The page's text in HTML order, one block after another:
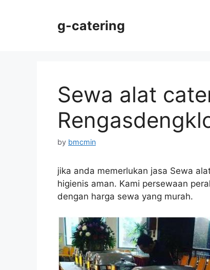
g-catering
Sewa alat
by bmcmin
jika anda memerlukan jasa Sewa
higienis aman. Kami persewaan
dengan harga sewa yang murah.